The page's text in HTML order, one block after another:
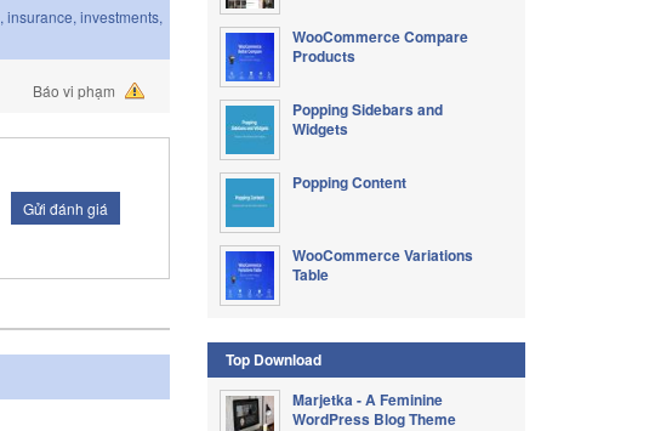
,insurance,investments,
Báo vi phạm
Gửi đánh giá
WooCommerce Compare
Products
Popping Sidebars and
Widgets
Popping Content
WooCommerce Variations
Table
Top Download
Marjetka - A Feminine
WordPress Blog Theme